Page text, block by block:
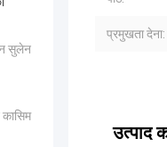
सुलेन
प्रमुखता देना:
उत्पाद